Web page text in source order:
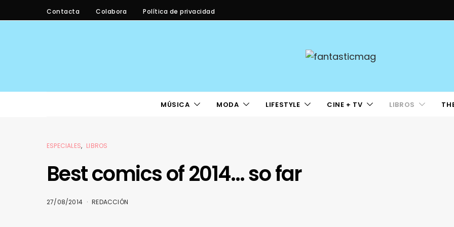
Contacta Colabora Política de privacidad
MÚSICA MODA LIFESTYLE CINE + TV LIBROS
ESPECIALES LIBROS
Best comics of 2014… so far
27/08/2014 REDACCIÓN